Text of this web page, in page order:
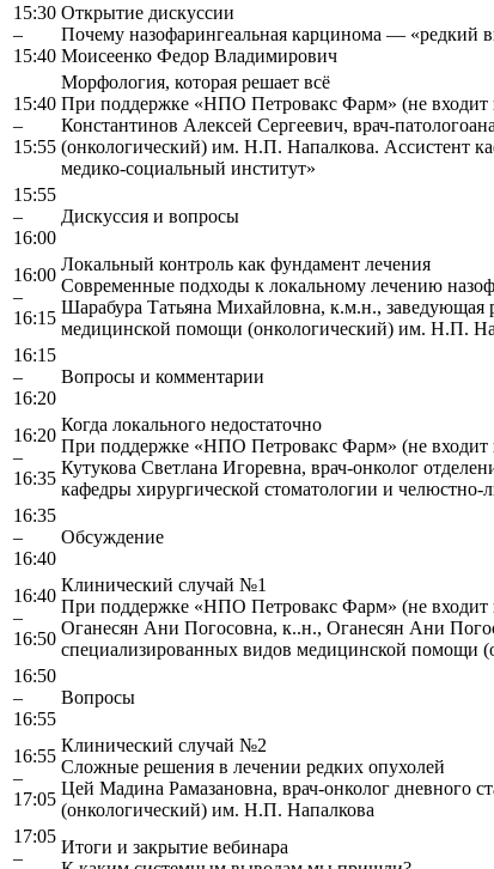
15:30
–
15:40
Открытие дискуссии
Почему назофарингеальная карцинома — «редкий
Моисеенко Федор Владимирович
15:40
–
15:55
Морфология, которая решает всё
При поддержке «НПО Петровакс Фарм» (не
Константинов Алексей Сергеевич, врач-
(онкологический) им. Н.П. Напалкова. Ассистент
медико-социальный институт»
15:55
–
16:00
Дискуссия и вопросы
16:00
–
16:15
Локальный контроль как фундамент лечения
Современные подходы к локальному лечению
Шарабура Татьяна Михайловна, к.м.н., заведующая
медицинской помощи (онкологический) им. Н.П.
16:15
–
16:20
Вопросы и комментарии
16:20
–
16:35
Когда локального недостаточно
При поддержке «НПО Петровакс Фарм» (не
Кутукова Светлана Игоревна, врач-онколог
кафедры хирургической стоматологии и
16:35
–
16:40
Обсуждение
16:40
–
16:50
Клинический случай №1
При поддержке «НПО Петровакс Фарм» (не
Оганесян Ани Погосовна, к..н., Оганесян Ани
специализированных видов медицинской помощи
16:50
–
16:55
Вопросы
16:55
–
17:05
Клинический случай №2
Сложные решения в лечении редких опухолей
Цей Мадина Рамазановна, врач-онколог дневного
(онкологический) им. Н.П. Напалкова
17:05
–
Итоги и закрытие вебинара